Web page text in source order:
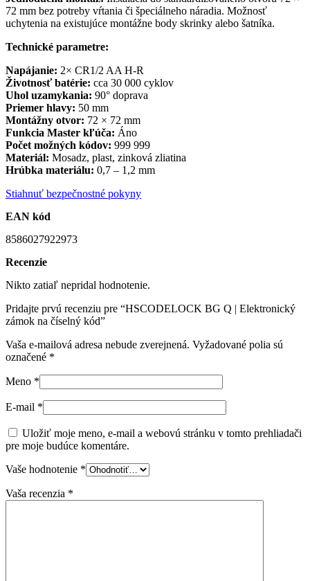
72 mm bez potreby vŕtania či špeciálneho náradia. Možnosť
uchytenia na existujúce montážne body skrinky alebo šatníka.
Technické parametre:
Napájanie: 2× CR1/2 AA H-R
Životnosť batérie: cca 30 000 cyklov
Uhol uzamykania: 90° doprava
Priemer hlavy: 50 mm
Montážny otvor: 72 × 72 mm
Funkcia Master kľúča: Áno
Počet možných kódov: 999 999
Materiál: Mosadz, plast, zinková zliatina
Hrúbka materiálu: 0,7 – 1,2 mm
Stiahnuť bezpečnostné pokyny
EAN kód
8586027922973
Recenzie
Nikto zatiaľ nepridal hodnotenie.
Pridajte prvú recenziu pre “HSCODELOCK BG Q | Elektronický
zámok na číselný kód”
Vaša e-mailová adresa nebude zverejnená. Vyžadované polia sú
označené *
Meno *
E-mail *
Uložiť moje meno, e-mail a webovú stránku v tomto prehliadači
pre moje budúce komentáre.
Vaše hodnotenie *
Vaša recenzia *